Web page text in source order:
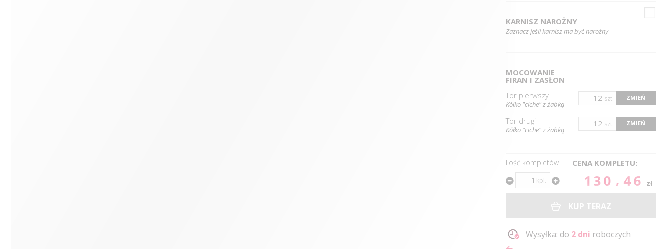
KARNISZ NAROŻNY
Zaznacz jeśli karnisz ma być narożny
MOCOWANIE
FIRAN I ZASŁON
Tor pierwszy
Kółko "ciche" z żabką
szt. ZMIEŃ
Tor drugi
Kółko "ciche" z żabką
szt. ZMIEŃ
Ilość kompletów
kpl.
CENA KOMPLETU:
130.46 zł
KUP TERAZ
Wysyłka: do 2 dni roboczych